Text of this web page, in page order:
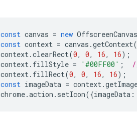
const canvas = new OffscreenCanvas
const context = canvas .getContext(
context.clearRect(0, 0, 16, 16);
context. fillStyle = '#00FF00' ;
context. fillRect(0, 0, 16, 16);
const imageData = context.
chrome.action . setIcon({imageData :